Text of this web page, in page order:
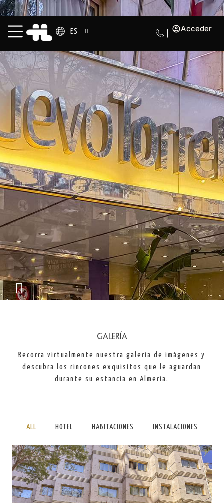
ES Acceder
Galería
Recorra virtualmente nuestra galería de imágenes y
descubra los rincones exquisitos que le aguardan
durante su estancia en Almería.
ALL HOTEL HABITACIONES INSTALACIONES